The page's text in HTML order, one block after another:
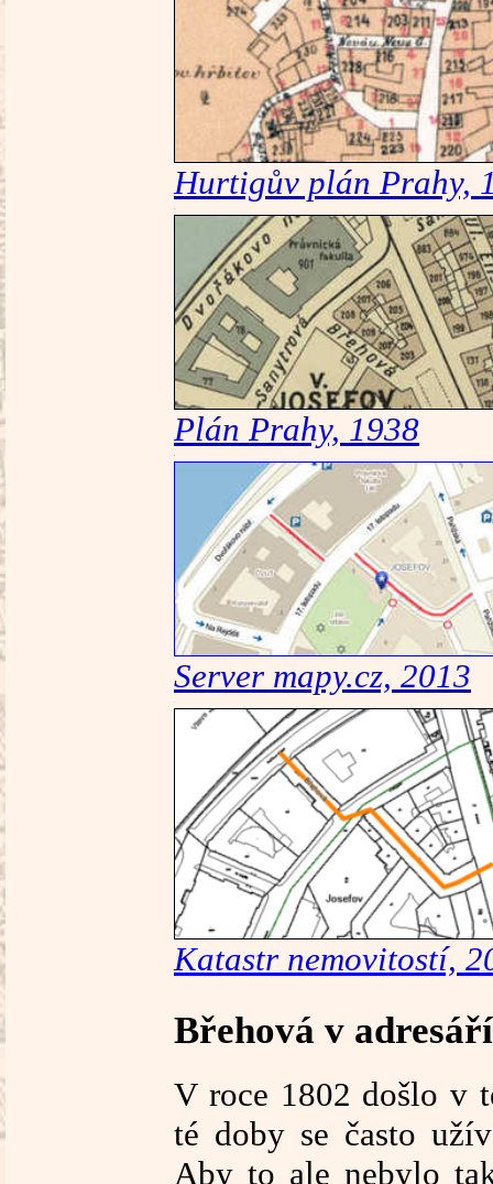
Hurtigův plán Prahy,
Plán Prahy, 1938
Server mapy.cz, 2013
Katastr nemovitostí,
Břehová v
V roce 1802 došlo v
té doby se často
Aby to ale nebylo